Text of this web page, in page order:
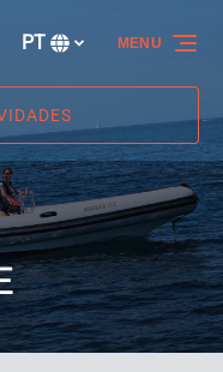
o
idioma
PT MENU